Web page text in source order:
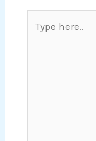
here..